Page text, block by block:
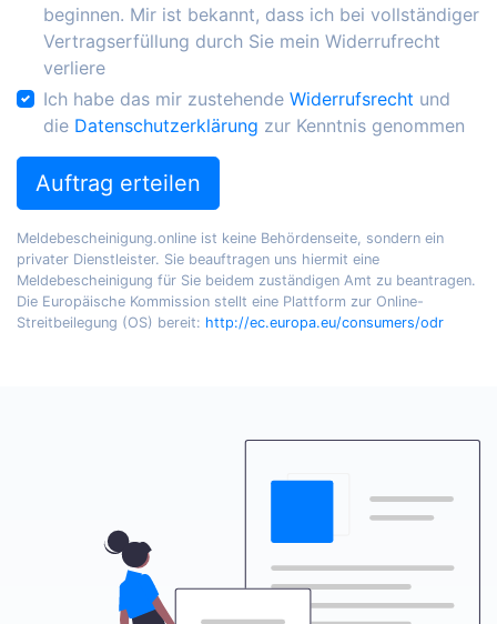
beginnen. Mir ist bekannt, dass ich bei vollständiger
Vertragserfüllung durch Sie mein Widerrufrecht
verliere
Ich habe das mir zustehende Widerrufsrecht und
die Datenschutzerklärung zur Kenntnis genommen
Auftrag erteilen
Meldebescheinigung.online ist keine Behördenseite, sondern ein
privater Dienstleister. Sie beauftragen uns hiermit eine
Meldebescheinigung für Sie beidem zuständigen Amt zu beantragen.
Die Europäische Kommission stellt eine Plattform zur Online-
Streitbeilegung (OS) bereit: http://ec.europa.eu/consumers/odr